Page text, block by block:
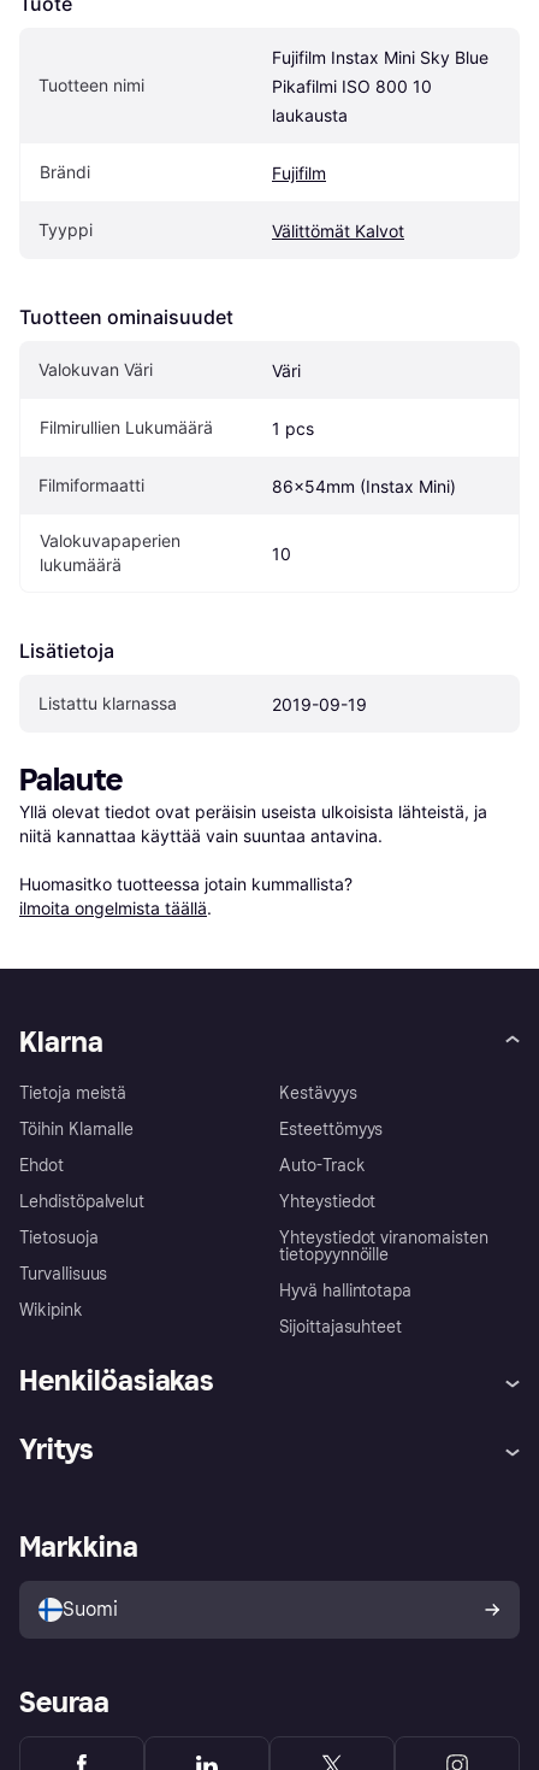
Tuotteen nimi
Fujifilm Instax Mini Sky Blue
Pikafilmi ISO 800 10
laukausta
Brändi Fujifilm
Tyyppi Välittömät Kalvot
Tuotteen ominaisuudet
Valokuvan Väri Väri
Filmirullien Lukumäärä 1 pcs
Filmiformaatti 86x54mm (Instax Mini)
Valokuvapaperien
lukumäärä
10
Lisätietoja
Listattu klarnassa 2019-09-19
Palaute
Yllä olevat tiedot ovat peräisin useista ulkoisista lähteistä, ja
niitä kannattaa käyttää vain suuntaa antavina.
Huomasitko tuotteessa jotain kummallista?
ilmoita ongelmista täällä.
Klarna
Tietoja meistä
Töihin Klarnalle
Ehdot
Lehdistöpalvelut
Tietosuoja
Turvallisuus
Wikipink
Kestävyys
Esteettömyys
Auto-Track
Yhteystiedot
Yhteystiedot viranomaisten
tietopyynnöille
Hyvä hallintotapa
Sijoittajasuhteet
Henkilöasiakas
Ohje
Kirjaudu sisään
Tutustu kauppoihin
Ostajan turva
Yritys
Kirjaudu sisään yrityksenä
Markkina
Suomi
Seuraa